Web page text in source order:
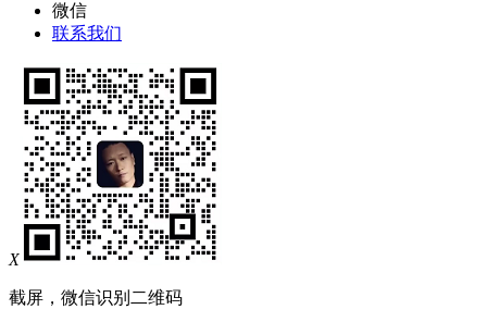
微信
联系我们
X
截屏，微信识别二维码